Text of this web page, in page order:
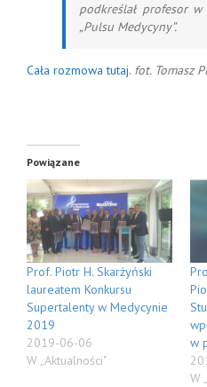
podkreślał profesor
„Pulsu Medycyny”.
Cała rozmowa tutaj. fot. Tomasz
Powiązane
Prof. Piotr H. Skarżyński
laureatem Konkursu
Supertalenty w Medycynie
2019
2019-06-06
W „Aktualności"
w
W